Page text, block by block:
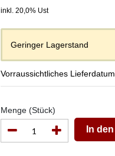
inkl. 20,0% Ust
Geringer Lagerstand
Vorraussichtliches
Menge (Stück)
In